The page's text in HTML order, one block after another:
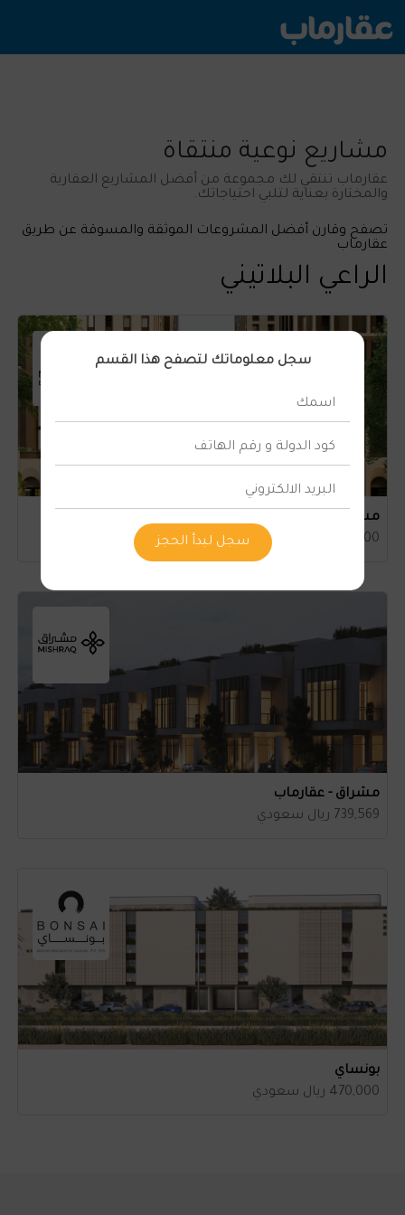
سجل معلوماتك لتصفح هذا القسم
سجل لبدأ الحجز
مشاريع نوعية منتقاة
عقارماب تنتقي لك مجموعة من أفضل المشاريع العقارية
والمختارة بعناية لتلبي احتياجاتك.
تصفح وقارن أفضل المشروعات الموثقة والمسوقة عن طريق
عقارماب
الراعي البلاتيني
مسار كورنر من شركة الرمز
1,270,000 ريال سعودي
مشراق - عقارماب
739,569 ريال سعودي
بونساي
470,000 ريال سعودي